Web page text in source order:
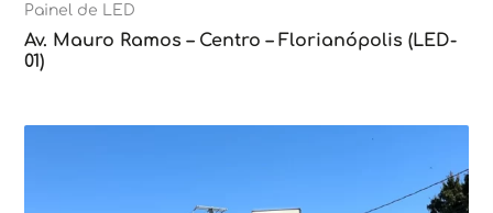
Painel de LED
Av. Mauro Ramos – Centro – Florianópolis (LED-
01)